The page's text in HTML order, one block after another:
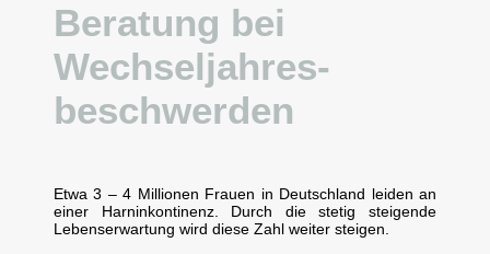
Beratung bei
Wechseljahres­
beschwerden
Etwa 3 – 4 Millionen Frauen in Deutschland leiden an
einer Harninkontinenz. Durch die stetig steigende
Lebenserwartung wird diese Zahl weiter steigen.